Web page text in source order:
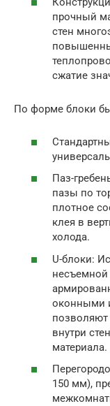
прочный
стен
сжатие
По форме блоки
Паз-
пазы по
плотное
клея в
холода.
U-блоки:
несъемной
оконными
внутри
материала.
150 мм),